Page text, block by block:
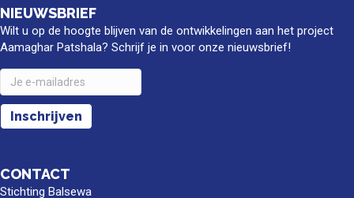
NIEUWSBRIEF
Wilt u op de hoogte blijven van de ontwikkelingen aan het project
Aamaghar Patshala? Schrijf je in voor onze nieuwsbrief!
CONTACT
Stichting Balsewa